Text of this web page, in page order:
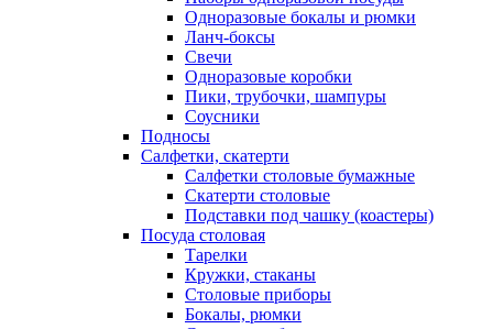
Одноразовые бокалы и рюмки
Ланч-боксы
Свечи
Одноразовые коробки
Пики, трубочки, шампуры
Соусники
Подносы
Салфетки, скатерти
Салфетки столовые бумажные
Скатерти столовые
Подставки под чашку (коастеры)
Посуда столовая
Тарелки
Кружки, стаканы
Столовые приборы
Бокалы, рюмки